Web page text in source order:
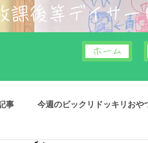
課後等デイサー
ホーム
事 今週のビックリドッキリおや